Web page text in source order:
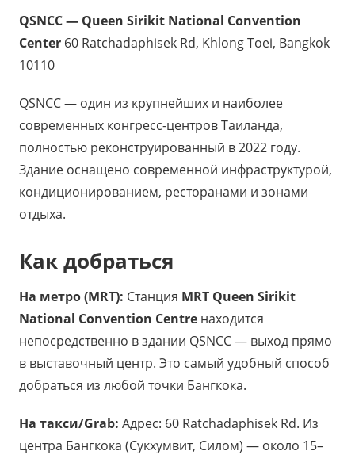
QSNCC — Queen Sirikit National Convention
Center 60 Ratchadaphisek Rd, Khlong Toei, Bangkok
10110
QSNCC — один из крупнейших и наиболее
современных конгресс-центров Таиланда,
полностью реконструированный в 2022 году.
Здание оснащено современной инфраструктурой,
кондиционированием, ресторанами и зонами
отдыха.
Как добраться
На метро (MRT): Станция MRT Queen Sirikit
National Convention Centre находится
непосредственно в здании QSNCC — выход прямо
в выставочный центр. Это самый удобный способ
добраться из любой точки Бангкока.
На такси/Grab: Адрес: 60 Ratchadaphisek Rd. Из
центра Бангкока (Сукхумвит, Силом) — около 15–